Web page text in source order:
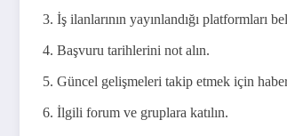
İş ilanlarının yayınlandığı platformları
Başvuru tarihlerini not alın.
Güncel gelişmeleri takip etmek için
İlgili forum ve gruplara katılın.